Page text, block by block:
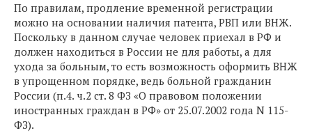
По правилам, продление временной регистрации
можно на основании наличия патента, РВП или ВНЖ.
Поскольку в данном случае человек приехал в РФ и
должен находиться в России не для работы, а для
ухода за больным, то есть возможность оформить ВНЖ
в упрощенном порядке, ведь больной гражданин
России (п.4. ч.2 ст. 8 ФЗ «О правовом положении
иностранных граждан в РФ» от 25.07.2002 года N 115-
ФЗ).